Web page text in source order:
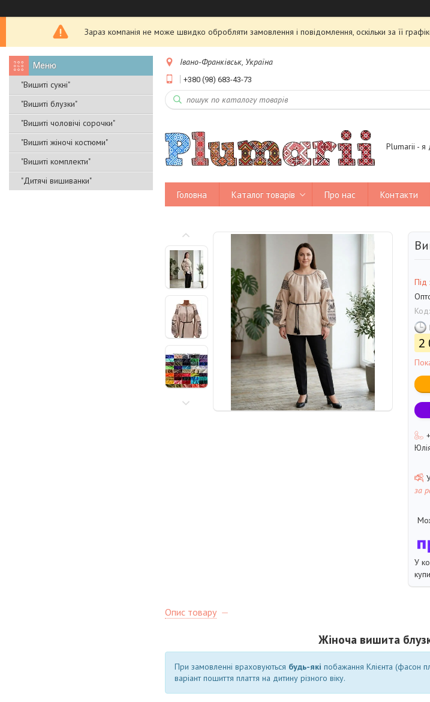
Зараз компанія не може швидко обробляти замовлення і повідомлення, оскільки за її
"Вишиті сукні"
"Вишиті блузки"
"Вишиті чоловічі сорочки"
"Вишиті жіночі костюми"
"Вишиті комплекти"
"Дитячі вишиванки"
Івано-Франківськ, Україна
+380 (98) 683-43-73
Plumarii - я
Головна Каталог товарів Про нас Контакти
Під
Код:
2
за
У
Опис товару
Жіноча вишита
При замовленні враховуються будь-які побажання Клієнта (фасон
варіант пошиття плаття на дитину різного віку.